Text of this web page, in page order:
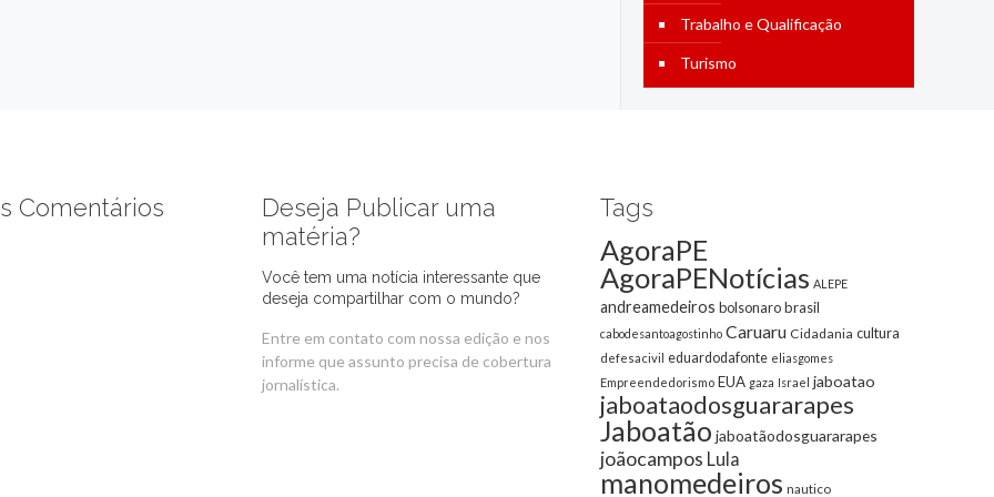
Trabalho e Qualificação
Turismo
Comentários
Deseja Publicar uma
matéria?
Você tem uma notícia interessante que
deseja compartilhar com o mundo?
Entre em contato com nossa edição e nos
informe que assunto precisa de cobertura
jornalística.
Tags
AgoraPE
AgoraPENotícias ALEPE
andreamedeiros bolsonarobrasil
cabodesantoagostinho Caruaru Cidadania cultura
defesacivil eduardodafonte eliasgomes
Empreendedorismo EUA gaza Israel jaboatao
jaboataodosguararapes
Jaboatão jaboatãodosguararapes
joãocampos Lula
manomedeiros nautico